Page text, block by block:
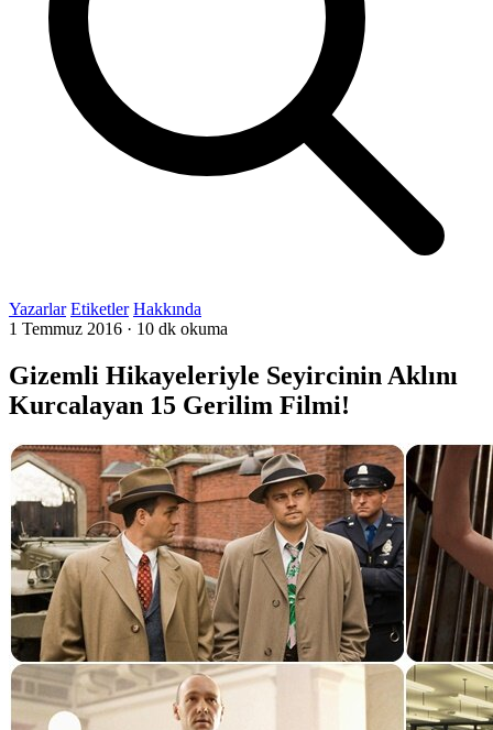
Yazarlar Etiketler Hakkında
1 Temmuz 2016 · 10 dk okuma
Gizemli Hikayeleriyle Seyircinin Aklını
Kurcalayan 15 Gerilim Filmi!